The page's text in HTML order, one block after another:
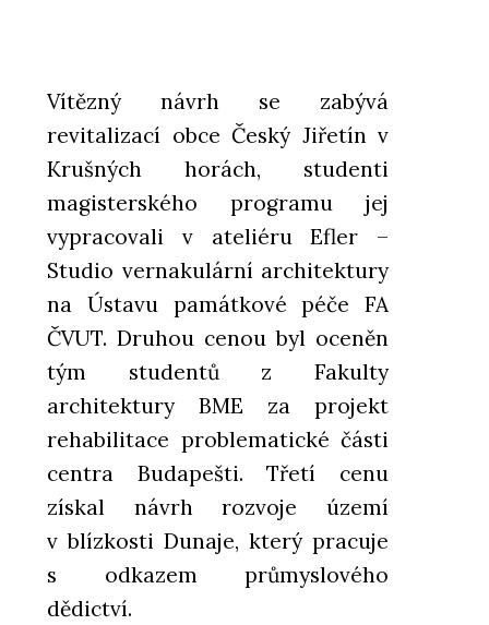
Vítězný návrh se zabývá
revitalizací obce Český Jiřetín v
Krušných horách, studenti
magisterského programu jej
vypracovali v ateliéru Efler –
Studio vernakulární architektury
na Ústavu památkové péče FA
ČVUT. Druhou cenou byl oceněn
tým studentů z Fakulty
architektury BME za projekt
rehabilitace problematické části
centra Budapešti. Třetí cenu
získal návrh rozvoje území
v blízkosti Dunaje, který pracuje
s odkazem průmyslového
dědictví.